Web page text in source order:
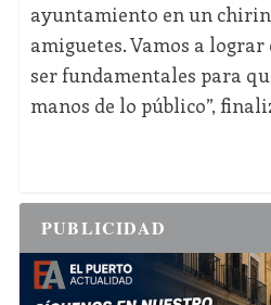
ayuntamiento en un
amiguetes. Vamos a lograr
ser fundamentales para
manos de lo público”,
PUBLICIDAD